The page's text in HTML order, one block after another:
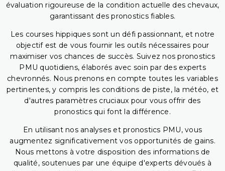
évaluation rigoureuse de la condition actuelle des chevaux,
garantissant des pronostics fiables.
Les courses hippiques sont un défi passionnant, et notre
objectif est de vous fournir les outils nécessaires pour
maximiser vos chances de succès. Suivez nos pronostics
PMU quotidiens, élaborés avec soin par des experts
chevronnés. Nous prenons en compte toutes les variables
pertinentes, y compris les conditions de piste, la météo, et
d'autres paramètres cruciaux pour vous offrir des
pronostics qui font la différence.
En utilisant nos analyses et pronostics PMU, vous
augmentez significativement vos opportunités de gains.
Nous mettons à votre disposition des informations de
qualité, soutenues par une équipe d'experts dévoués à